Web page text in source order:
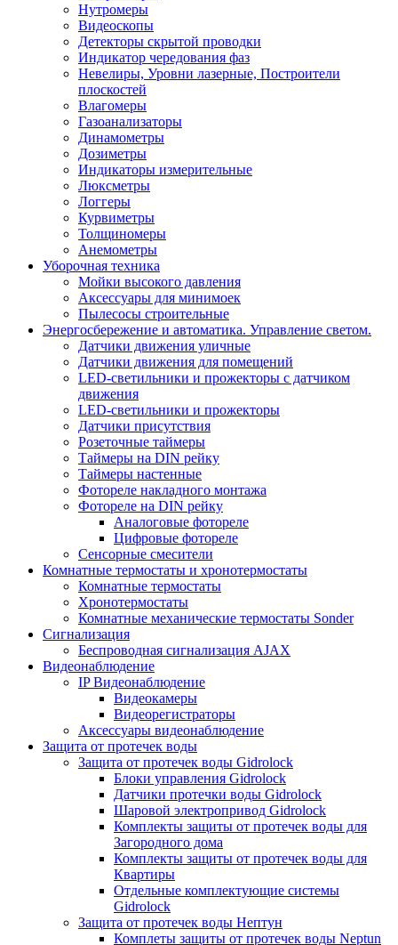
Нутромеры
Видеоскопы
Детекторы скрытой проводки
Индикатор чередования фаз
Невелиры, Уровни лазерные, Построители
плоскостей
Влагомеры
Газоанализаторы
Динамометры
Дозиметры
Индикаторы измерительные
Люксметры
Логгеры
Курвиметры
Толщиномеры
Анемометры
Уборочная техника
Мойки высокого давления
Аксессуары для минимоек
Пылесосы строительные
Энергосбережение и автоматика. Управление светом.
Датчики движения уличные
Датчики движения для помещений
LED-светильники и прожекторы с датчиком
движения
LED-светильники и прожекторы
Датчики присутствия
Розеточные таймеры
Таймеры на DIN рейку
Таймеры настенные
Фотореле накладного монтажа
Фотореле на DIN рейку
Аналоговые фотореле
Цифровые фотореле
Сенсорные смесители
Комнатные термостаты и хронотермостаты
Комнатные термостаты
Хронотермостаты
Комнатные механические термостаты Sonder
Сигнализация
Беспроводная сигнализация AJAX
Видеонаблюдение
IP Видеонаблюдение
Видеокамеры
Видеорегистраторы
Аксессуары видеонаблюдение
Защита от протечек воды
Защита от протечек воды Gidrolock
Блоки управления Gidrolock
Датчики протечки воды Gidrolock
Шаровой электропривод Gidrolock
Комплекты защиты от протечек воды для
Загородного дома
Комплекты защиты от протечек воды для
Квартиры
Отдельные комплектующие системы
Gidrolock
Защита от протечек воды Нептун
Комплеты защиты от протечек воды Neptun